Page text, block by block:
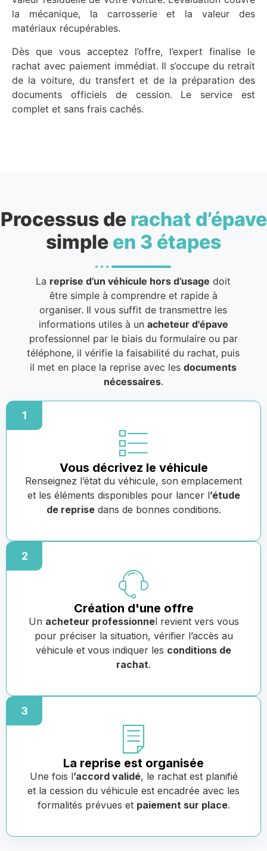
la mécanique, la carrosserie et la valeur des
matériaux récupérables.
Dès que vous acceptez l’offre, l’expert finalise le
rachat avec paiement immédiat. Il s’occupe du retrait
de la voiture, du transfert et de la préparation des
documents officiels de cession. Le service est
complet et sans frais cachés.
Processus de rachat d’épave
simple en 3 étapes
La reprise d’un véhicule hors d’usage doit
être simple à comprendre et rapide à
organiser. Il vous suffit de transmettre les
informations utiles à un acheteur d'épave
professionnel par le biais du formulaire ou par
téléphone, il vérifie la faisabilité du rachat, puis
il met en place la reprise avec lesdocuments
nécessaires.
1
Vous décrivez le véhicule
Renseignez l’état du véhicule, son emplacement
et les éléments disponibles pour lancer l’étude
de reprisedans de bonnes conditions.
2
Création d'une offre
Un acheteur professionnel revient vers vous
pour préciser la situation, vérifier l’accès au
véhicule et vous indiquer les conditions de
rachat.
3
La reprise est organisée
Une fois l’accord validé, le rachat est planifié
et la cession du véhicule est encadrée avec les
formalités prévues et paiement sur place.